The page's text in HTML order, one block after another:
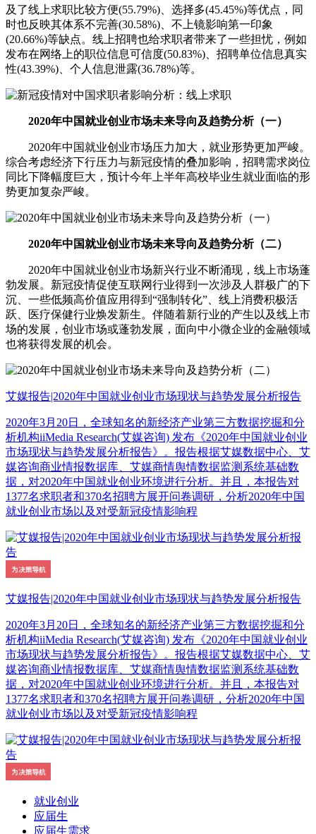
及了线上求职比较方便(55.79%)、选择多(45.45%)等优点，同
时也反映其体系不完善(30.58%)、不上镜影响第一印象
(20.66%)等缺点。线上招聘也给求职者带来了一些担忧，例如
发布在网络上的职位信息可信度(50.83%)、招聘单位信息真实
性(43.39%)、个人信息泄露(36.78%)等。
2020年中国就业创业市场未来导向及趋势分析（一）
2020年中国就业创业市场压力加大，就业形势更加严峻。
综合考虑经济下行压力与新冠疫情的叠加影响，招聘需求岗位
同比下降幅度巨大，预计今年上半年高校毕业生就业面临的形
势更加复杂严峻。
2020年中国就业创业市场未来导向及趋势分析（二）
2020年中国就业创业市场新兴行业不断涌现，线上市场蓬
勃发展。新冠疫情促使互联网行业得到一次涉及人群极广的下
沉、一些低频高价值应用得到“强制转化”、线上消费积极活
跃、医疗保健行业焕发新生。伴随着新行业的产生以及线上市
场的发展，创业市场或蓬勃发展，面向中小微企业的金融领域
也将获得发展的机会。
艾媒报告|2020年中国就业创业市场现状与趋势发展分析报告
2020年3月20日，全球知名的新经济产业第三方数据挖掘和分
析机构iiMedia Research(艾媒咨询) 发布《2020年中国就业创业
市场现状与趋势发展分析报告》。报告根据艾媒数据中心、艾
媒咨询商业情报数据库、艾媒商情舆情数据监测系统基础数
据，对2020年中国就业创业环境进行分析。并且，本报告对
1377名求职者和370名招聘方展开问卷调研，分析2020年中国
就业创业市场以及对受新冠疫情影响程
艾媒报告|2020年中国就业创业市场现状与趋势发展分析报告
2020年3月20日，全球知名的新经济产业第三方数据挖掘和分
析机构iiMedia Research(艾媒咨询) 发布《2020年中国就业创业
市场现状与趋势发展分析报告》。报告根据艾媒数据中心、艾
媒咨询商业情报数据库、艾媒商情舆情数据监测系统基础数
据，对2020年中国就业创业环境进行分析。并且，本报告对
1377名求职者和370名招聘方展开问卷调研，分析2020年中国
就业创业市场以及对受新冠疫情影响程
就业创业
应届生
应届生需求